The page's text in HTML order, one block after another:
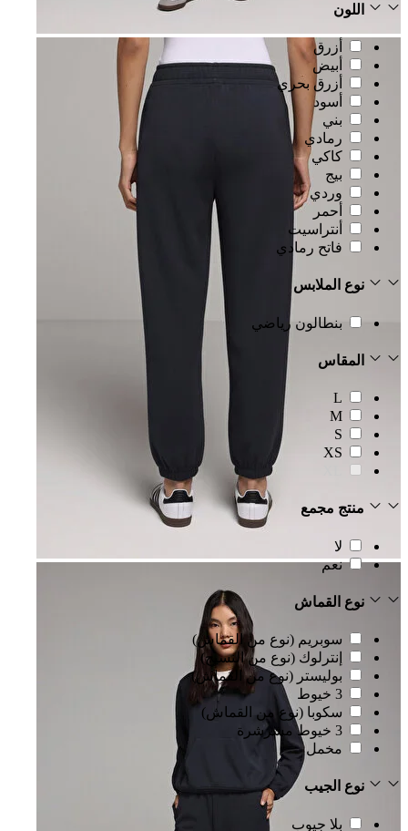
اللون
أزرق
أبيض
أزرق بحري
أسود
بني
رمادي
كاكي
بيج
وردي
أحمر
أنتراسيت
فاتح رمادي
نوع الملابس
بنطالون رياضي
المقاس
L
M
S
XS
منتج مجمع
لا
نعم
نوع القماش
سوبريم (نوع من القماش)
إنترلوك (نوع من النسيج)
بوليستر (نوع من القماش)
3 خيوط
سكوبا (نوع من القماش)
3 خيوط مشرشرة
مخمل
نوع الجيب
بلا جيوب